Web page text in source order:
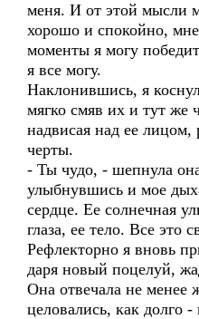
меня. И от этой мысли
хорошо и спокойно, мне
моменты я могу
я все могу.
Наклонившись, я
мягко смяв их и тут же
надвисая над ее лицом,
черты.
- Ты чудо, - шепнула
улыбнувшись и мое
сердце. Ее солнечная
глаза, ее тело. Все это
Рефлекторно я вновь
даря новый поцелуй,
Она отвечала не
целовались, как долго